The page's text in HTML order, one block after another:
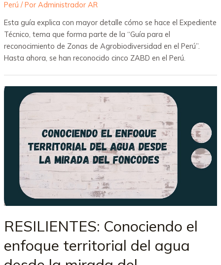
Perú / Por Administrador AR
Esta guía explica con mayor detalle cómo se hace el Expediente
Técnico, tema que forma parte de la “Guía para el
reconocimiento de Zonas de Agrobiodiversidad en el Perú”.
Hasta ahora, se han reconocido cinco ZABD en el Perú.
RESILIENTES: Conociendo el
enfoque territorial del agua